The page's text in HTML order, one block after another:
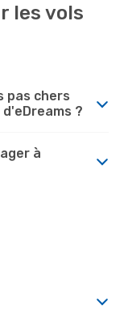
les vols
pas chers
?
à